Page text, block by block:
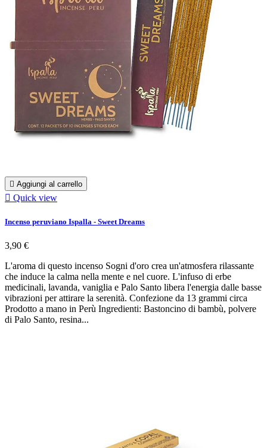
 Aggiungi al carrello
 Quick view
Incenso peruviano Ispalla - Sweet Dreams
3,90 €
L'aroma di questo incenso Sogni d'oro crea un'atmosfera rilassante
che induce la calma nella mente e nel cuore. L'infuso di erbe
medicinali, lavanda, vaniglia e Palo Santo libera l'energia dalle basse
vibrazioni per attirare la serenità. Confezione da 13 grammi circa
Prodotto a mano in Perù Ingredienti: Bastoncino di bambù, polvere
di Palo Santo, resina...